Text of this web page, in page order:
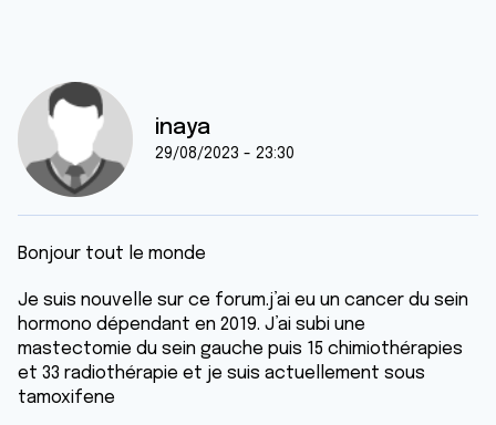
inaya
29/08/2023 - 23:30
Bonjour tout le monde
Je suis nouvelle sur ce forum.j’ai eu un cancer du sein
hormono dépendant en 2019. J’ai subi une
mastectomie du sein gauche puis 15 chimiothérapies
et 33 radiothérapie et je suis actuellement sous
tamoxifene